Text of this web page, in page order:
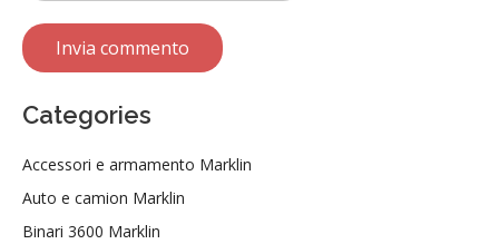
Categories
Accessori e armamento Marklin
Auto e camion Marklin
Binari 3600 Marklin